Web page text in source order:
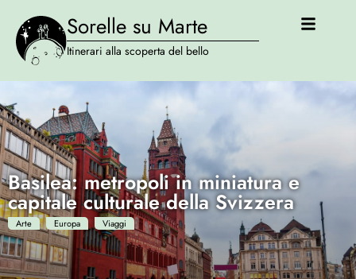
Sorelle su Marte
Itinerari alla scoperta del bello
Basilea: metropoli in miniatura e
capitale culturale della Svizzera
Arte Europa Viaggi